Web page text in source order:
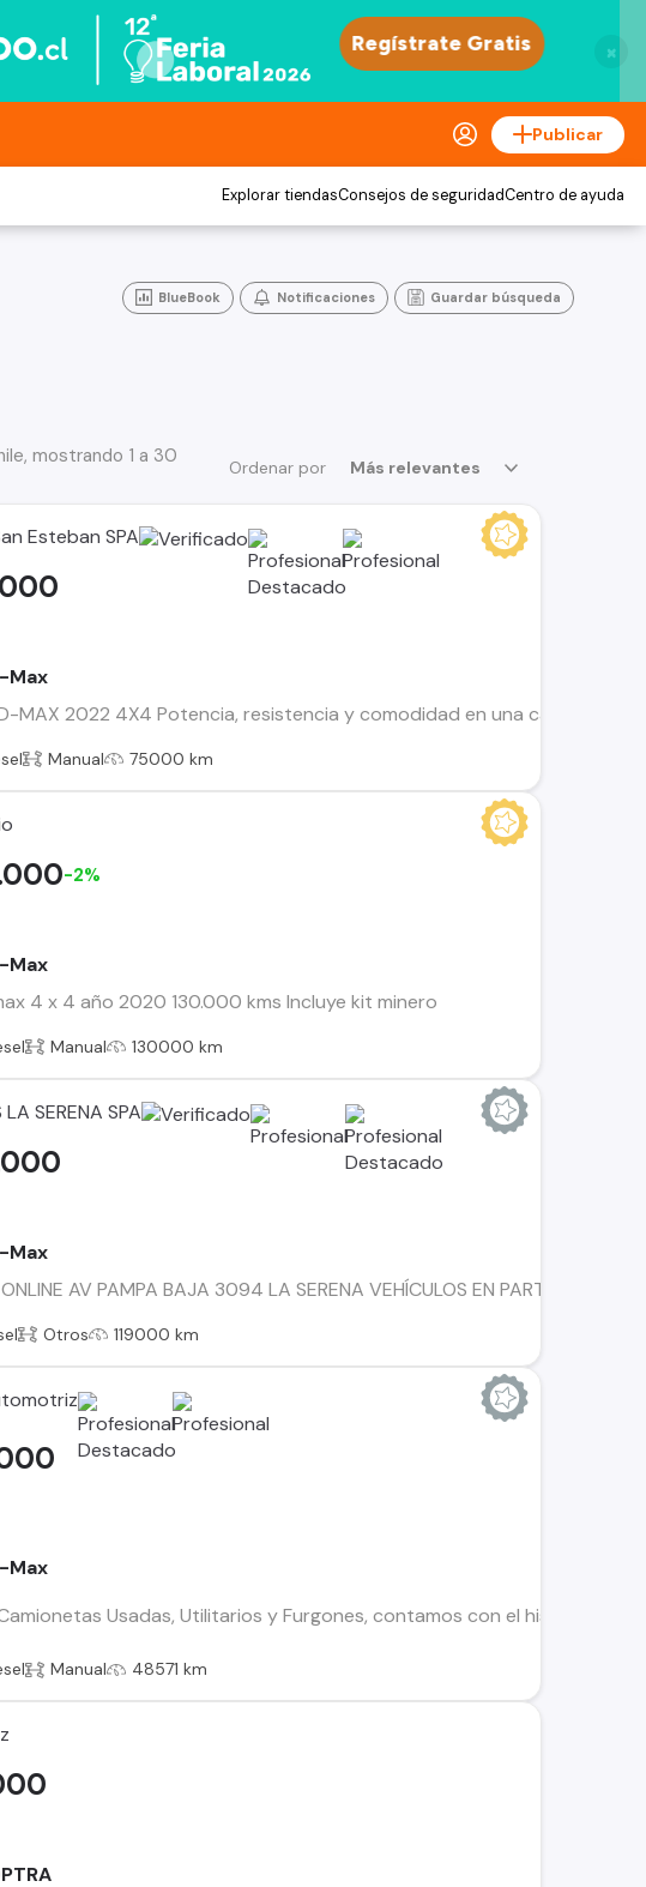
×
Publicar
Explorar tiendasConsejos de seguridadCentro de ayuda
BlueBook Notificaciones Guardar búsqueda
Ordenar por Más relevantes
mostrando 1 a 30
Esteban SPA
Max
D-MAX 2022 4X4 Potencia, resistencia y comodidad en una
Manual 75000 km
Max
4 x 4 año 2020 130.000 kms Incluye kit minero
-2%
Manual 130000 km
SERENA SPA
Max
AV PAMPA BAJA 3094 LA SERENA VEHÍCULOS EN PARTE DE PAGO
Otros 119000 km
Max
Usadas, Utilitarios y Furgones, contamos con el historial de
Manual 48571 km